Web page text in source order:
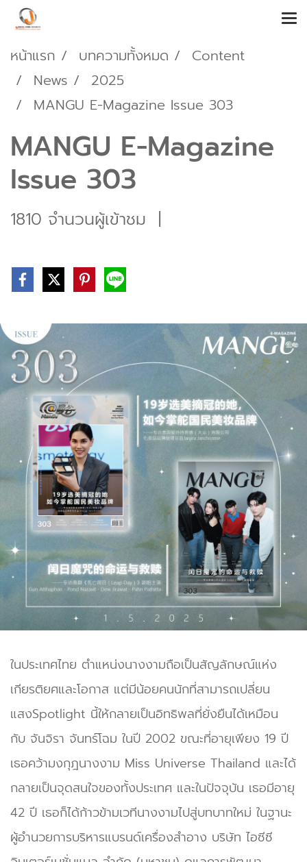
หน้าแรก บทความทั้งหมด
Content
News
2025
MANGU E-Magazine Issue 303
MANGU E-Magazine
Issue 303
1810 จำนวนผู้เข้าชม |
ในประเทศไทย ตำแหน่งนางงามถือเป็นสัญลักษณ์แห่ง
เกียรติยศและโอกาส แต่มีน้อยคนนักที่สามารถเปลี่ยน
แสงSpotlight นี้ให้กลายเป็นอิทธิพลที่ยั่งยืนได้เหมือน
กับ จันจิรา จันทร์โฉม ในปี 2002 ขณะที่อายุเพียง 19 ปี
เธอคว้ามงกุฎนางงาม Miss Universe Thailand และได้
กลายเป็นจุดสนใจของทั้งประเทศ และในปัจจุบัน เธอมีอายุ
42 ปี เธอก็ได้ก้าวข้ามเวทีนางงามไปสู่บทบาทใหม่ ในฐานะ
ผู้อำนวยการบริหารแบรนด์เครื่องสำอาง บริษัท ไอซีซี